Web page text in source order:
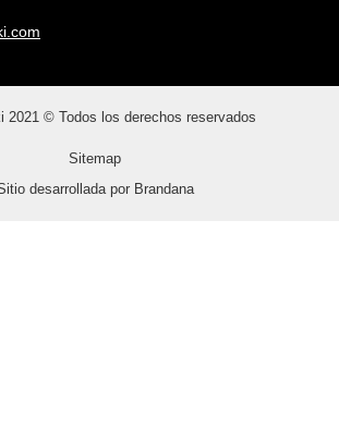
2021 © Todos los derechos reservados
Sitemap
desarrollada por Brandana